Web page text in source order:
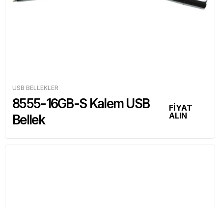
USB BELLEKLER
8555-16GB-S Kalem USB
Bellek
FİYAT
ALIN